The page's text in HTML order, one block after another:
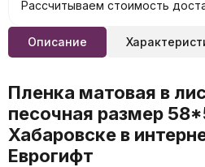
Рассчитываем стоимость
Описание
Пленка матовая в
песочная размер
Хабаровске в
Еврогифт